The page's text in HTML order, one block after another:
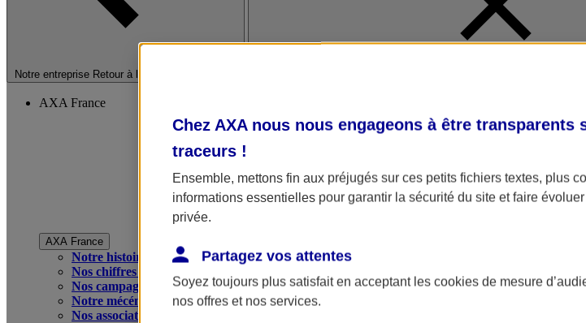
Notre entreprise Retour à la section précédente
AXA France
AXA France
Notre histoire
Nos chiffres clés
Nos campagnes publicitaires
Notre mécénat
Nos associations
Chez AXA nous nous engageons à être
traceurs !
Ensemble, mettons fin aux préjugés sur ces petits fichiers textes, plus
informations essentielles pour garantir la sécurité du site et faire
privée.
Partagez vos attentes
Soyez toujours plus satisfait en acceptant les cookies de mesure
nos offres et nos services.